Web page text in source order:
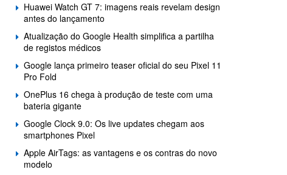
Huawei Watch GT 7: imagens reais revelam design
antes do lançamento
Atualização do Google Health simplifica a partilha
de registos médicos
Google lança primeiro teaser oficial do seu Pixel 11
Pro Fold
OnePlus 16 chega à produção de teste com uma
bateria gigante
Google Clock 9.0: Os live updates chegam aos
smartphones Pixel
Apple AirTags: as vantagens e os contras do novo
modelo